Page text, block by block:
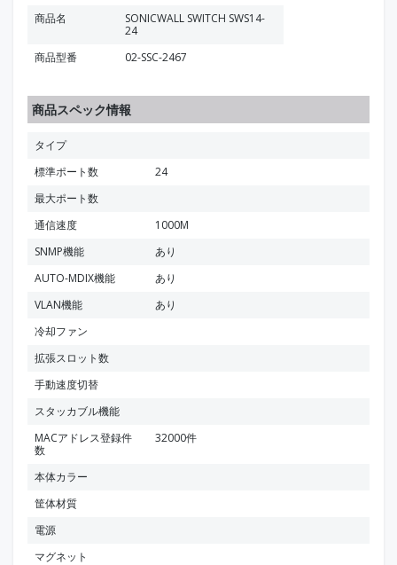
商品名
SONICWALL SWITCH SWS14-
24
商品型番
02-SSC-2467
商品スペック情報
タイプ
標準ポート数
24
最大ポート数
通信速度
1000M
SNMP機能
あり
AUTO-MDIX機能
あり
VLAN機能
あり
冷却ファン
拡張スロット数
手動速度切替
スタッカブル機能
MACアドレス登録件
数
32000件
本体カラー
筐体材質
電源
マグネット